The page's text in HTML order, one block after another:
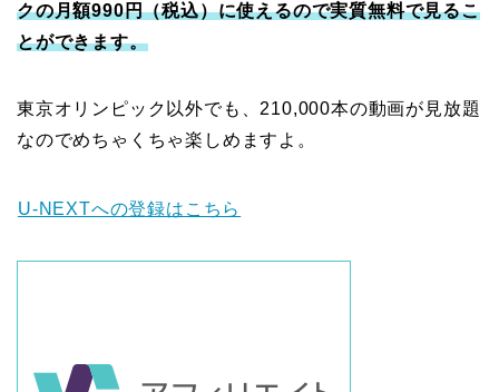
クの月額990円（税込）に使えるので実質無料で見るこ
とができます。
東京オリンピック以外でも、210,000本の動画が見放題
なのでめちゃくちゃ楽しめますよ。
U-NEXTへの登録はこちら